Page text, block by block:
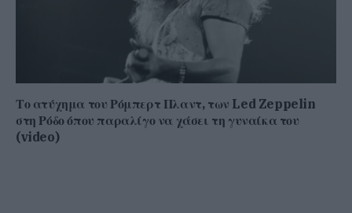
Το ατύχημα του Ρόμπερτ Πλαντ, των Led Zeppelin
στη Ρόδο όπου παραλίγο να χάσει τη γυναίκα του
(video)